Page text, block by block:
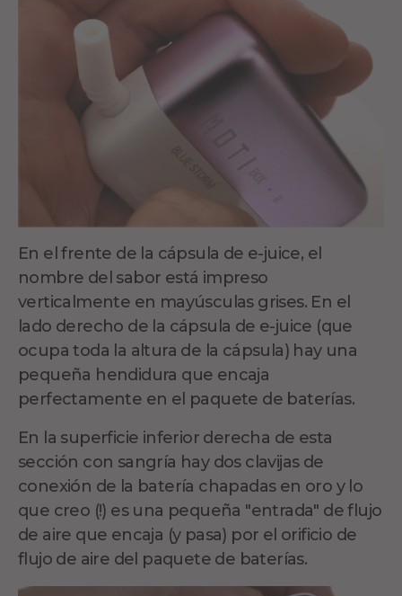
En el frente de la cápsula de e-juice, el
nombre del sabor está impreso
verticalmente en mayúsculas grises. En el
lado derecho de la cápsula de e-juice (que
ocupa toda la altura de la cápsula) hay una
pequeña hendidura que encaja
perfectamente en el paquete de baterías.
En la superficie inferior derecha de esta
sección con sangría hay dos clavijas de
conexión de la batería chapadas en oro y lo
que creo (!) es una pequeña "entrada" de flujo
de aire que encaja (y pasa) por el orificio de
flujo de aire del paquete de baterías.